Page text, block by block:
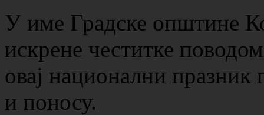
У име Градске општине
искрене честитке
овај национални празник
и поносу.